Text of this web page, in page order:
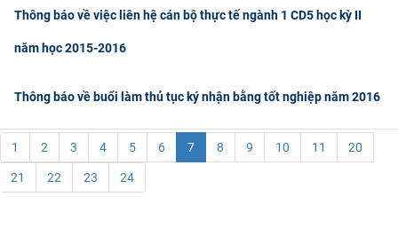
Thông báo về việc liên hệ cán bộ thực tế ngành 1 CD5 học kỳ II
năm học 2015-2016
Thông báo về buổi làm thủ tục ký nhận bằng tốt nghiệp năm 2016
1 2 3 4 5 6 7 8 9 10 11 20
21 22 23 24